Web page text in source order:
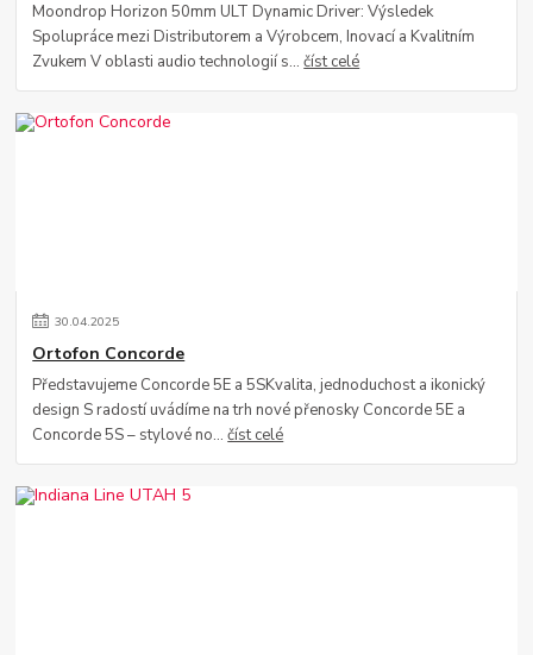
Moondrop Horizon 50mm ULT Dynamic Driver: Výsledek
Spolupráce mezi Distributorem a Výrobcem, Inovací a Kvalitním
Zvukem V oblasti audio technologií s...číst celé
30.04.2025
Ortofon Concorde
Představujeme Concorde 5E a 5SKvalita, jednoduchost a ikonický
design S radostí uvádíme na trh nové přenosky Concorde 5E a
Concorde 5S – stylové no...číst celé